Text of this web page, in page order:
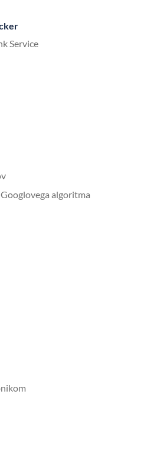
Service
algoritma